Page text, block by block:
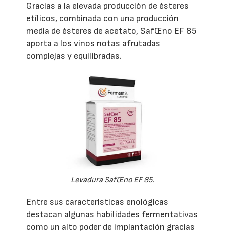
Gracias a la elevada producción de ésteres
etílicos, combinada con una producción
media de ésteres de acetato, SafŒno EF 85
aporta a los vinos notas afrutadas
complejas y equilibradas.
Levadura SafŒno EF 85.
Entre sus características enológicas
destacan algunas habilidades fermentativas
como un alto poder de implantación gracias